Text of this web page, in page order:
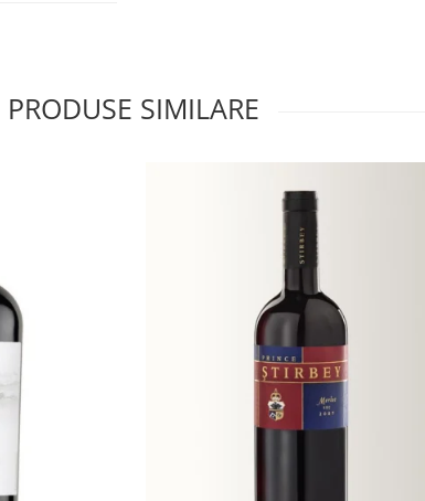
PRODUSE SIMILARE